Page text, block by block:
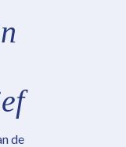
de